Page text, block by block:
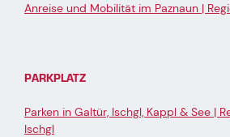
Anreise und Mobilität im Paznaun |
PARKPLATZ
Parken in Galtür, Ischgl, Kappl & See |
Ischgl